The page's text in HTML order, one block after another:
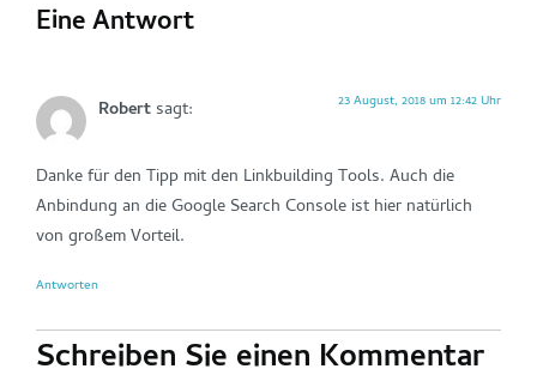
Eine Antwort
Robertsagt: 23 August, 2018 um 12:42 Uhr
Danke für den Tipp mit den Linkbuilding Tools. Auch die
Anbindung an die Google Search Console ist hier natürlich
von großem Vorteil.
Antworten
Schreiben Sie einen Kommentar